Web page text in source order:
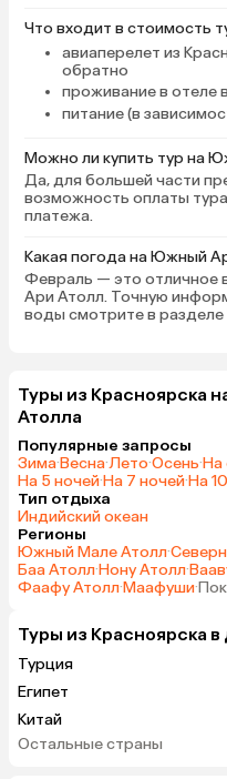
выручал, за ночь с
дверью в ванной бельё
высушивалось. Завтраки
однообразные. А вот
пришли в гости, и нас
Мясо или рыба, гарнир и
десерт. Если что-то
приносили дочке
запечённая, костей мало.
и работники очень
и дружелюбные!
много сломанных лежаков.
Отдыхающие
хватало. У острова есть
много водорослей.
отливы, всё начинает
поверхности воды, ну и на
выносится. Воды по
приходится идти
чтоб по пояс было, и
дошли до глубины))) За
заплыть не рискнули,
риф, можно поранится. И
был сильный в ноябре.
и маски привезли с собой.
Что входит в стоимость
авиаперелет из
обратно
проживание в отеле
питание (в
Можно ли купить тур на
Да, для большей части
возможность оплаты
платежа.
Какая погода на Южный
Февраль — это отличное
Ари Атолл. Точную
воды смотрите в разделе
Туры из Красноярска
Атолла
Популярные запросы
Зима·Весна·Лето·Осень·На
На 5 ночей·На 7 ночей·На
Тип отдыха
Индийский океан
Регионы
Южный Мале Атолл·
Баа Атолл·Нону Атолл·
Фаафу Атолл·Маафуши·
Туры из Красноярска
Турция
Египет
Китай
Вьетнам
Остальные страны